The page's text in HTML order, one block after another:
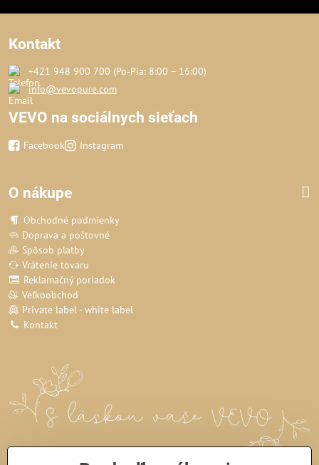
Kontakt
+421 948 900 700 (Po‑Pia: 8:00 – 16:00)
info@vevopure.com
VEVO na sociálnych sieťach
Facebook Instagram
O nákupe
Obchodné podmienky
Doprava a poštovné
Spôsob platby
Vrátenie tovaru
Reklamačný poriadok
Veľkoobchod
Private label - white label
Kontakt